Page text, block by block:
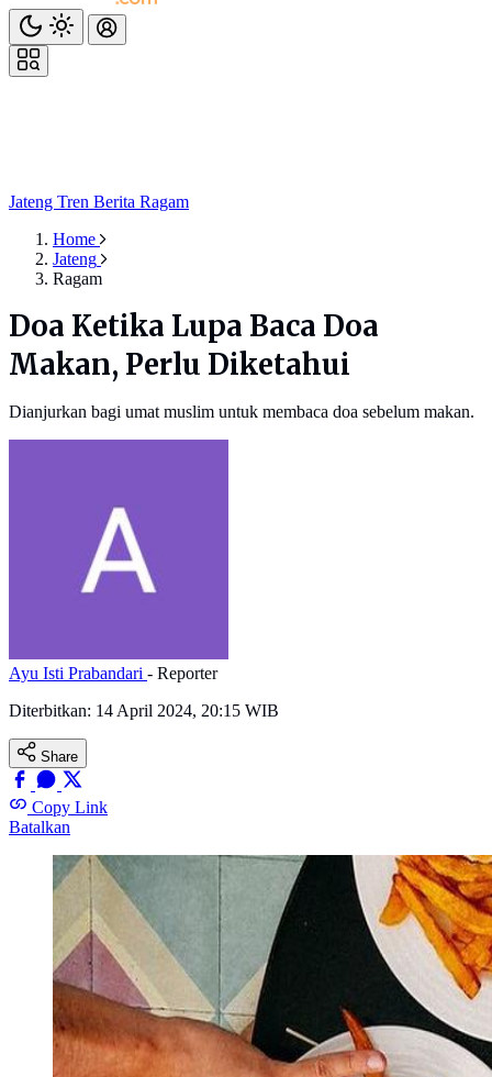
Jateng Tren Berita Ragam
Home
Jateng
Ragam
Doa Ketika Lupa Baca Doa
Makan, Perlu Diketahui
Dianjurkan bagi umat muslim untuk membaca doa sebelum makan.
Ayu Isti Prabandari - Reporter
Diterbitkan: 14 April 2024, 20:15 WIB
Share
Copy Link
Batalkan